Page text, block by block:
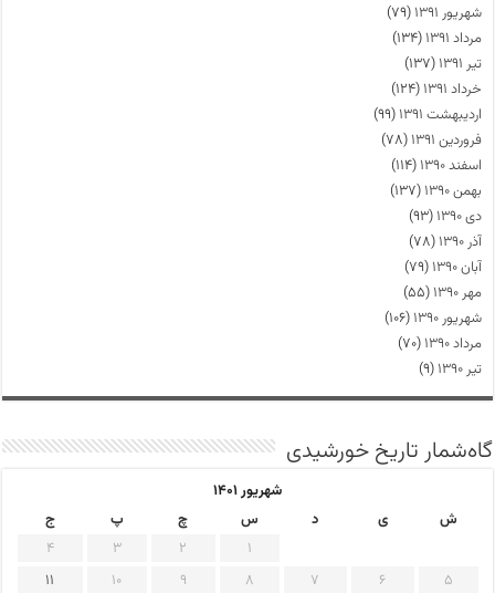
شهریور ۱۳۹۱
(۷۹)
مرداد ۱۳۹۱
(۱۳۴)
تیر ۱۳۹۱
(۱۳۷)
خرداد ۱۳۹۱
(۱۲۴)
اردیبهشت ۱۳۹۱
(۹۹)
فروردین ۱۳۹۱
(۷۸)
اسفند ۱۳۹۰
(۱۱۴)
بهمن ۱۳۹۰
(۱۳۷)
دی ۱۳۹۰
(۹۳)
آذر ۱۳۹۰
(۷۸)
آبان ۱۳۹۰
(۷۹)
مهر ۱۳۹۰
(۵۵)
شهریور ۱۳۹۰
(۱۰۶)
مرداد ۱۳۹۰
(۷۰)
تیر ۱۳۹۰
(۹)
گاه‌شمار تاریخ خورشیدی
شهریور ۱۴۰۱
ش
ی د س چ پ
ج
1
2
3
4
5
6
7
8
9
10
11